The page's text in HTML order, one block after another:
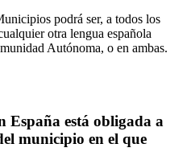
podrá ser, a todos los
otra lengua española
Autónoma, o en ambas.
España está obligada a
municipio en el que